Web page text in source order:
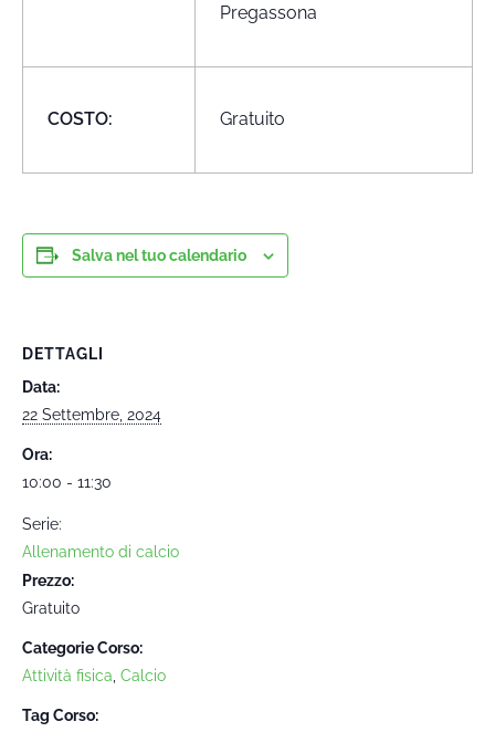
Pregassona
COSTO: Gratuito
Salva nel tuo calendario
DETTAGLI
Data:
22 Settembre, 2024
Ora:
10:00 - 11:30
Serie:
Allenamento di calcio
Prezzo:
Gratuito
Categorie Corso:
Attività fisica Calcio
Tag Corso: